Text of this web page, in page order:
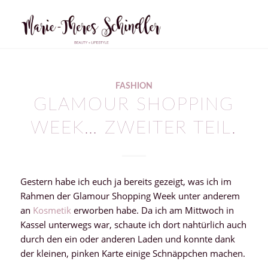
FASHION
GLAMOUR SHOPPING
WEEK… ZWEITER TEIL.
Gestern habe ich euch ja bereits gezeigt, was ich im
Rahmen der Glamour Shopping Week unter anderem
an Kosmetik erworben habe. Da ich am Mittwoch in
Kassel unterwegs war, schaute ich dort nahtürlich auch
durch den ein oder anderen Laden und konnte dank
der kleinen, pinken Karte einige Schnäppchen machen.